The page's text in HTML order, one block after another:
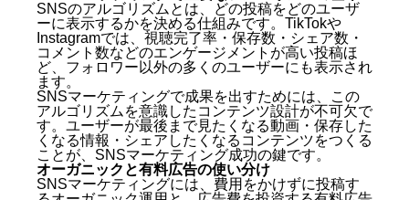
SNSのアルゴリズムとは、どの投稿をどのユーザ
ーに表示するかを決める仕組みです。TikTokや
Instagramでは、視聴完了率・保存数・シェア数・
コメント数などのエンゲージメントが高い投稿ほ
ど、フォロワー以外の多くのユーザーにも表示され
ます。
SNSマーケティングで成果を出すためには、この
アルゴリズムを意識したコンテンツ設計が不可欠で
す。ユーザーが最後まで見たくなる動画・保存した
くなる情報・シェアしたくなるコンテンツをつくる
ことが、SNSマーケティング成功の鍵です。
オーガニックと有料広告の使い分け
SNSマーケティングには、費用をかけずに投稿す